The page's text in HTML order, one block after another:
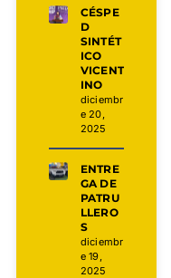
CÉSPE
D
SINTÉT
ICO
VICENT
INO
diciembr
e 20,
2025
ENTRE
GA DE
PATRU
LLERO
S
diciembr
e 19,
2025